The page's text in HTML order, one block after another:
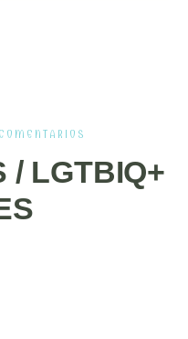
/ LGTBIQ+